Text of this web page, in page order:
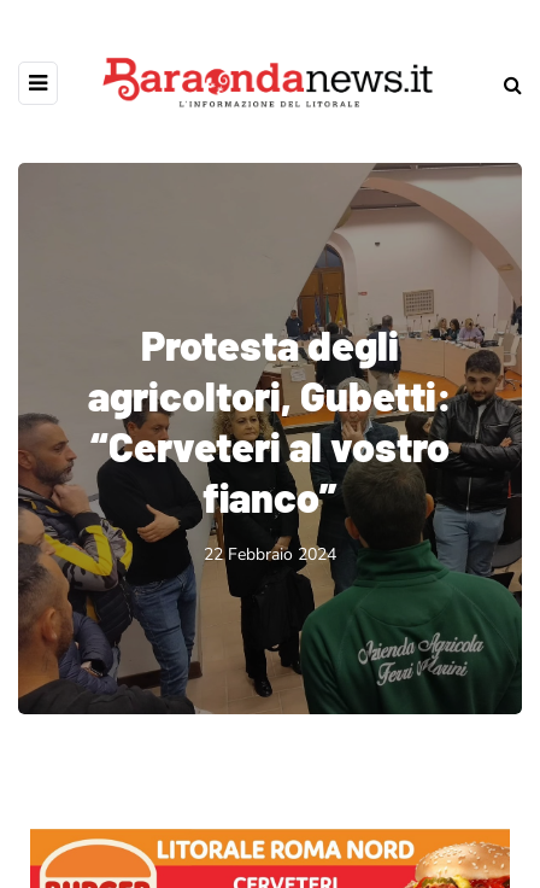
Protesta degli
agricoltori, Gubetti:
“Cerveteri al vostro
fianco”
22 Febbraio 2024